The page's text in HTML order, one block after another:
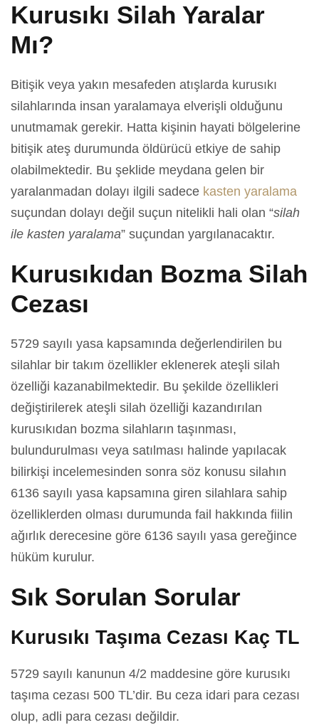
Kurusıkı Silah Yaralar
Mı?
Bitişik veya yakın mesafeden atışlarda kurusıkı
silahlarında insan yaralamaya elverişli olduğunu
unutmamak gerekir. Hatta kişinin hayati bölgelerine
bitişik ateş durumunda öldürücü etkiye de sahip
olabilmektedir. Bu şeklide meydana gelen bir
yaralanmadan dolayı ilgili sadece kasten yaralama
suçundan dolayı değil suçun nitelikli hali olan “silah
ile kasten yaralama” suçundan yargılanacaktır.
Kurusıkıdan Bozma Silah
Cezası
5729 sayılı yasa kapsamında değerlendirilen bu
silahlar bir takım özellikler eklenerek ateşli silah
özelliği kazanabilmektedir. Bu şekilde özellikleri
değiştirilerek ateşli silah özelliği kazandırılan
kurusıkıdan bozma silahların taşınması,
bulundurulması veya satılması halinde yapılacak
bilirkişi incelemesinden sonra söz konusu silahın
6136 sayılı yasa kapsamına giren silahlara sahip
özelliklerden olması durumunda fail hakkında fiilin
ağırlık derecesine göre 6136 sayılı yasa gereğince
hüküm kurulur.
Sık Sorulan Sorular
Kurusıkı Taşıma Cezası Kaç TL
5729 sayılı kanunun 4/2 maddesine göre kurusıkı
taşıma cezası 500 TL’dir. Bu ceza idari para cezası
olup, adli para cezası değildir.